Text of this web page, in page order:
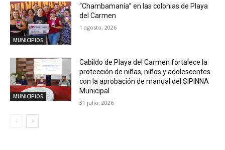
MUNICIPIOS
“Chambamanía” en las colonias de Playa
del Carmen
1 agosto, 2026
MUNICIPIOS
Cabildo de Playa del Carmen fortalece la
protección de niñas, niños y adolescentes
con la aprobación de manual del SIPINNA
Municipal
31 julio, 2026